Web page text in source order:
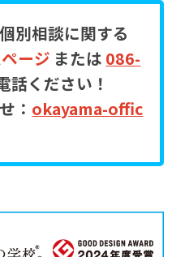
別相談に関する
ージ または 086-
話ください！
： okayama-offic